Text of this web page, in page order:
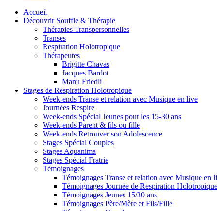
Accueil
Découvrir Souffle & Thérapie
Thérapies Transpersonnelles
Transes
Respiration Holotropique
Thérapeutes
Brigitte Chavas
Jacques Bardot
Manu Friedli
Stages de Respiration Holotropique
Week-ends Transe et relation avec Musique en live
Journées Respire
Week-ends Spécial Jeunes pour les 15-30 ans
Week-ends Parent & fils ou fille
Week-ends Retrouver son Adolescence
Stages Spécial Couples
Stages Aquanima
Stages Spécial Fratrie
Témoignages
Témoignages Transe et relation avec Musique en
Témoignages Journée de Respiration Holotropique
Témoignages Jeunes 15/30 ans
Témoignages Père/Mère et Fils/Fille